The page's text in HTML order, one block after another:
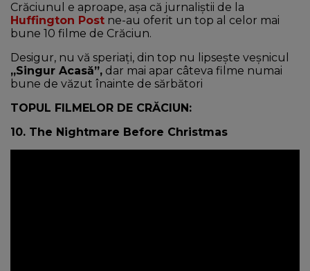
Crăciunul e aproape, așa că jurnaliștii de la
Huffington Post ne-au oferit un top al celor mai
bune 10 filme de Crăciun.
Desigur, nu vă speriați, din top nu lipsește veșnicul
„Singur Acasă”, dar mai apar câteva filme numai
bune de văzut înainte de sărbători
TOPUL FILMELOR DE CRĂCIUN:
10. The Nightmare Before Christmas